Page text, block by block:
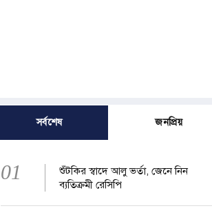
সর্বশেষ জনপ্রিয়
01
শুঁটকির স্বাদে আলু ভর্তা, জেনে নিন
ব্যতিক্রমী রেসিপি